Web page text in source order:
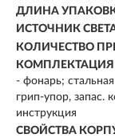
ДЛИНА
ИСТОЧНИК
КОЛИЧЕСТВО
КОМПЛЕКТАЦИЯ
- фонарь;
грип-упор, запас.
инструкция
СВОЙСТВА